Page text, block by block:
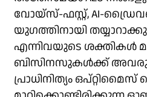
വോയ്‌സ്-ഫസ്റ്റ്, AI-
യുഗത്തിനായി
എന്നിവയുടെ ശക്തികൾ
ബിസിനസുകൾക്ക്
പ്രാധിനിത്യം